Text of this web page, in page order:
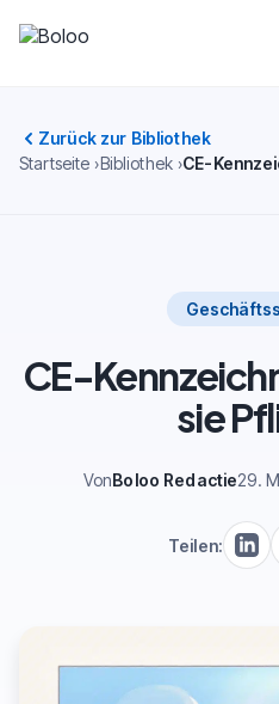
Zurück zur Bibliothek
Startseite Bibliothek
CE-
sie
VonBoloo Redactie29.
Teilen: